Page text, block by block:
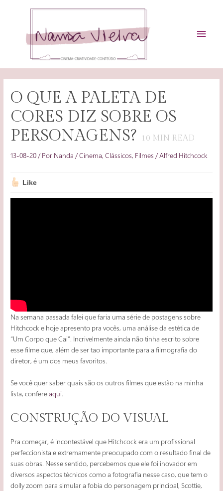
conteúdo
O QUE A PALETA DE
CORES DIZ SOBRE OS
PERSONAGENS?
10 MIN READ
13-08-20/ Por Nanda/Cinema,Clássicos, Filmes /Alfred Hitchcock
Like
Na semana passada falei que faria uma série de postagens sobre
Hitchcock e hoje apresento pra vocês, uma análise da estética de
“Um Corpo que Cai”. Incrivelmente ainda não tinha escrito sobre
esse filme que, além de ser tao importante para a filmografia do
diretor, é um dos meus favoritos.
Se você quer saber quais são os outros filmes que estão na minha
lista, confereaqui.
CONSTRUÇÃO DO VISUAL
Pra começar, é incontestável que Hitchcock era um profissional
perfeccionista e extremamente preocupado com o resultado final de
suas obras. Nesse sentido, percebemos que ele foi inovador em
diversos aspectos técnicos como a fotografia nesse caso, que tem o
dolly zoom para simular a fobia do personagem principal, Scottie,